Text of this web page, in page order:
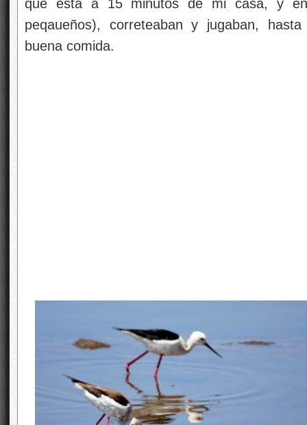
que está a 15 minutos de mi casa, y
peqaueños), correteaban y jugaban,
buena comida.